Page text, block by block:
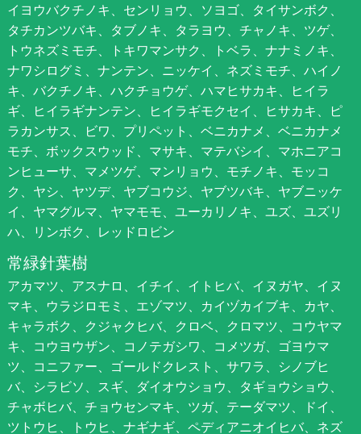
イヨウバクチノキ、センリョウ、ソヨゴ、タイサンボク、
タチカンツバキ、タブノキ、タラヨウ、チャノキ、ツゲ、
トウネズミモチ、トキワマンサク、トベラ、ナナミノキ、
ナワシログミ、ナンテン、ニッケイ、ネズミモチ、ハイノ
キ、バクチノキ、ハクチョウゲ、ハマヒサカキ、ヒイラ
ギ、ヒイラギナンテン、ヒイラギモクセイ、ヒサカキ、ピ
ラカンサス、ビワ、プリペット、ベニカナメ、ベニカナメ
モチ、ボックスウッド、マサキ、マテバシイ、マホニアコ
ンヒューサ、マメツゲ、マンリョウ、モチノキ、モッコ
ク、ヤシ、ヤツデ、ヤブコウジ、ヤブツバキ、ヤブニッケ
イ、ヤマグルマ、ヤマモモ、ユーカリノキ、ユズ、ユズリ
ハ、リンボク、レッドロビン
常緑針葉樹
アカマツ、アスナロ、イチイ、イトヒバ、イヌガヤ、イヌ
マキ、ウラジロモミ、エゾマツ、カイヅカイブキ、カヤ、
キャラボク、クジャクヒバ、クロベ、クロマツ、コウヤマ
キ、コウヨウザン、コノテガシワ、コメツガ、ゴヨウマ
ツ、コニファー、ゴールドクレスト、サワラ、シノブヒ
バ、シラビソ、スギ、ダイオウショウ、タギョウショウ、
チャボヒバ、チョウセンマキ、ツガ、テーダマツ、ドイ、
ツトウヒ、トウヒ、ナギナギ、ペディアニオイヒバ、ネズ